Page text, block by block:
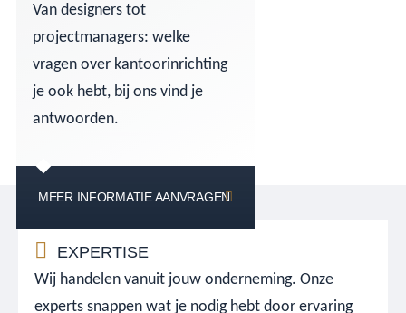
Van designers tot
projectmanagers: welke
vragen over kantoorinrichting
je ook hebt, bij ons vind je
antwoorden.
MEER INFORMATIE AANVRAGEN
EXPERTISE
Wij handelen vanuit jouw onderneming. Onze
experts snappen wat je nodig hebt door ervaring